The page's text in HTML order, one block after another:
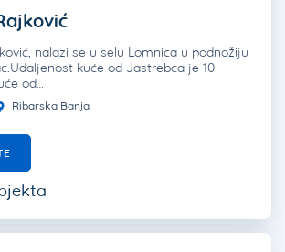
nalazi se u selu Lomnica u podnožiju
kuće od Jastrebca je 10
od…
Ribarska Banja